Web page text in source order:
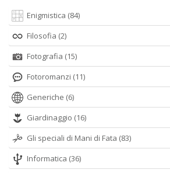
Enigmistica (84)
Filosofia (2)
Fotografia (15)
Fotoromanzi (11)
Generiche (6)
Giardinaggio (16)
Gli speciali di Mani di Fata (83)
Informatica (36)